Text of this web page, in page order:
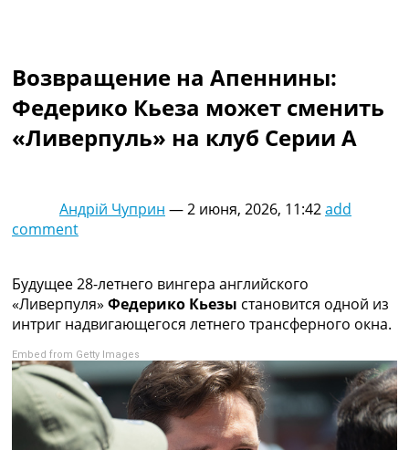
Украина. Премьер-Лига
Украина. Первая Лига
Лига Чемпионов
Англия. Премьер Лига
Испания. Ла Лига
Таблицы групп Чемпионата Мира
Лига Чемпионов. Таблицы групп
Англия. Премьер-Лига
Испания. Ла Лига
Все таблицы >>>
Рейтинги
Рейтинг стран УЕФА
Рейтинг клубов УЕФА
Рейтинг ФИФА
ТВ программа
Возвращение на Апеннины:
Федерико Кьеза может сменить
«Ливерпуль» на клуб Серии А
Андрій Чуприн —2 июня, 2026, 11:42add
comment
Будущее 28-летнего вингера английского
«Ливерпуля» Федерико Кьезы становится одной из
интриг надвигающегося летнего трансферного окна.
Embed from Getty Images